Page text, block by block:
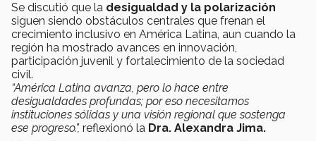
Se discutió que la desigualdad y la polarización
siguen siendo obstáculos centrales que frenan el
crecimiento inclusivo en América Latina, aun cuando la
región ha mostrado avances en innovación,
participación juvenil y fortalecimiento de la sociedad
civil.
“América Latina avanza, pero lo hace entre
desigualdades profundas; por eso necesitamos
instituciones sólidas y una visión regional que sostenga
ese progreso.”, reflexionó la Dra. Alexandra Jima.